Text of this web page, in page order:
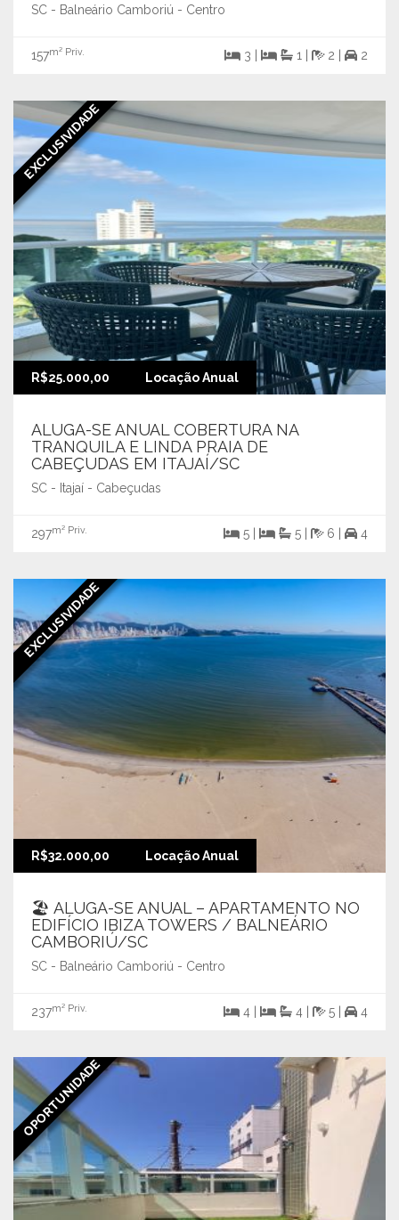
SC - Balneário Camboriú - Centro
157m² Priv. 3 | 1 | 2 | 2
EXCLUSIVIDADE
R$25.000,00 Locação Anual
ALUGA-SE ANUAL COBERTURA NA
TRANQUILA E LINDA PRAIA DE
CABEÇUDAS EM ITAJAÍ/SC
SC - Itajaí - Cabeçudas
297m² Priv. 5 | 5 | 6 | 4
EXCLUSIVIDADE
R$32.000,00 Locação Anual
🏖️ ALUGA-SE ANUAL – APARTAMENTO NO
EDIFÍCIO IBIZA TOWERS / BALNEÁRIO
CAMBORIÚ/SC
SC - Balneário Camboriú - Centro
237m² Priv. 4 | 4 | 5 | 4
OPORTUNIDADE